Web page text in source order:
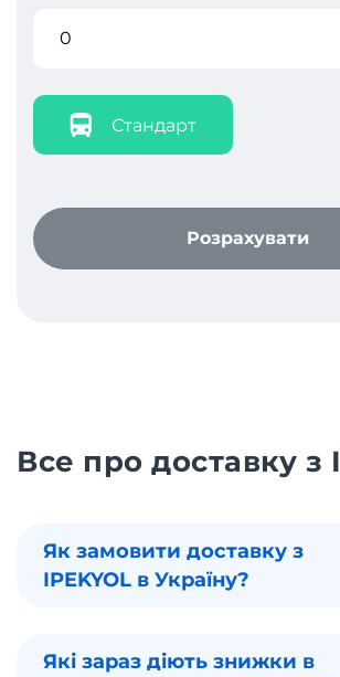
Стандарт
Розрахувати
Все про доставку з
Як замовити доставку з
IPEKYOL в Україну?
Які зараз діють знижки в